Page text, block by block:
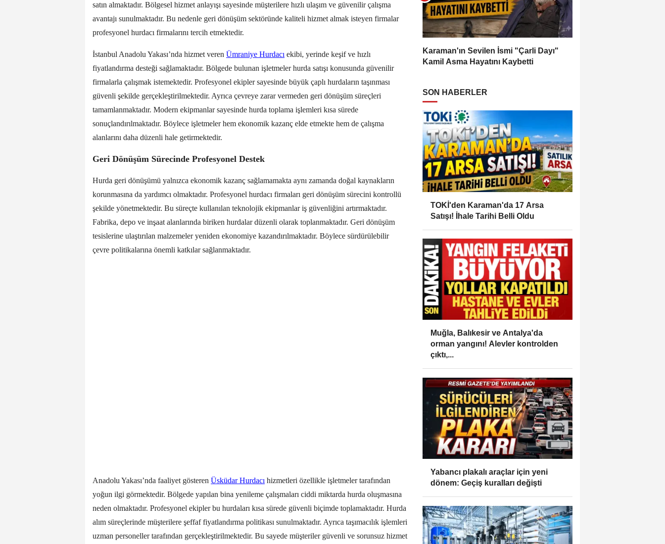
satın almaktadır. Bölgesel hizmet anlayışı sayesinde müşterilere hızlı ulaşım ve güvenilir çalışma
avantajı sunulmaktadır. Bu nedenle geri dönüşüm sektöründe kaliteli hizmet almak isteyen firmalar
profesyonel hurdacı firmalarını tercih etmektedir.
İstanbul Anadolu Yakası’nda hizmet veren Ümraniye Hurdacı ekibi, yerinde keşif ve hızlı
fiyatlandırma desteği sağlamaktadır. Bölgede bulunan işletmeler hurda satışı konusunda güvenilir
firmalarla çalışmak istemektedir. Profesyonel ekipler sayesinde büyük çaplı hurdaların taşınması
güvenli şekilde gerçekleştirilmektedir. Ayrıca çevreye zarar vermeden geri dönüşüm süreçleri
tamamlanmaktadır. Modern ekipmanlar sayesinde hurda toplama işlemleri kısa sürede
sonuçlandırılmaktadır. Böylece işletmeler hem ekonomik kazanç elde etmekte hem de çalışma
alanlarını daha düzenli hale getirmektedir.
Geri Dönüşüm Sürecinde Profesyonel Destek
Hurda geri dönüşümü yalnızca ekonomik kazanç sağlamamakta aynı zamanda doğal kaynakların
korunmasına da yardımcı olmaktadır. Profesyonel hurdacı firmaları geri dönüşüm sürecini kontrollü
şekilde yönetmektedir. Bu süreçte kullanılan teknolojik ekipmanlar iş güvenliğini artırmaktadır.
Fabrika, depo ve inşaat alanlarında biriken hurdalar düzenli olarak toplanmaktadır. Geri dönüşüm
tesislerine ulaştırılan malzemeler yeniden ekonomiye kazandırılmaktadır. Böylece sürdürülebilir
çevre politikalarına önemli katkılar sağlanmaktadır.
Anadolu Yakası’nda faaliyet gösteren Üsküdar Hurdacı hizmetleri özellikle işletmeler tarafından
yoğun ilgi görmektedir. Bölgede yapılan bina yenileme çalışmaları ciddi miktarda hurda oluşmasına
neden olmaktadır. Profesyonel ekipler bu hurdaları kısa sürede güvenli biçimde toplamaktadır. Hurda
alım süreçlerinde müşterilere şeffaf fiyatlandırma politikası sunulmaktadır. Ayrıca taşımacılık işlemleri
uzman personeller tarafından gerçekleştirilmektedir. Bu sayede müşteriler güvenli ve sorunsuz hizmet
Karaman'ın Sevilen İsmi "Çarli Dayı"
Kamil Asma Hayatını Kaybetti
SON HABERLER
TOKİ'den Karaman'da 17 Arsa
Satışı! İhale Tarihi Belli Oldu
Muğla, Balıkesir ve Antalya'da
orman yangını! Alevler kontrolden
çıktı,...
Yabancı plakalı araçlar için yeni
dönem: Geçiş kuralları değişti